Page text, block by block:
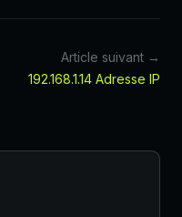
Article suivant →
192.168.1.14 Adresse IP